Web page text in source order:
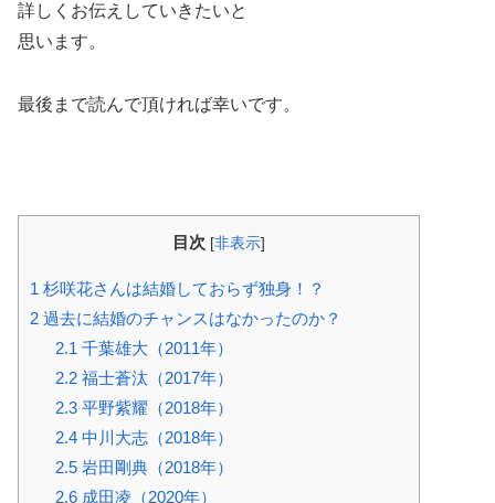
詳しくお伝えしていきたいと
思います。
最後まで読んで頂ければ幸いです。
目次 [非表示]
1 杉咲花さんは結婚しておらず独身！？
2 過去に結婚のチャンスはなかったのか？
2.1 千葉雄大（2011年）
2.2福士蒼汰（2017年）
2.3平野紫耀（2018年）
2.4中川大志（2018年）
2.5岩田剛典（2018年）
2.6成田凌（2020年）